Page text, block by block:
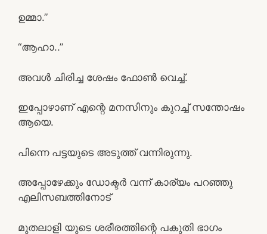
ഉമ്മാ.”
“ആഹാ..”
അവൾ ചിരിച്ച ശേഷം ഫോൺ വെച്ച്.
ഇപ്പോഴാണ് എന്റെ മനസിനും കുറച്ച് സന്തോഷം
ആയെ.
പിന്നെ പട്ടയുടെ അടുത്ത് വന്നിരുന്നു.
അപ്പോഴേക്കും ഡോക്ടർ വന്ന് കാര്യം പറഞ്ഞു
എലിസബത്തിനോട്
മുതലാളി യുടെ ശരീരത്തിന്റെ പകുതി ഭാഗം